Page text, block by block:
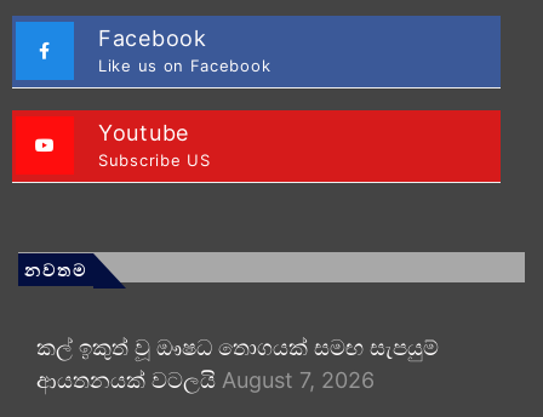
Facebook
Like us on Facebook
Youtube
Subscribe US
නවතම
කල් ඉකුත් වූ ඖෂධ තොගයක් සමඟ සැපයුම්
ආයතනයක් වටලයි August 7, 2026